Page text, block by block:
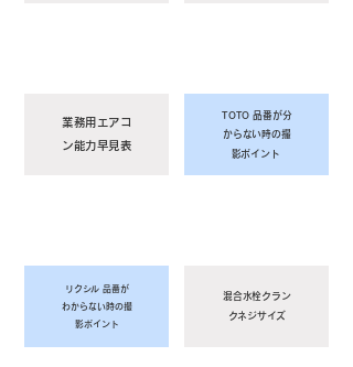
業務用エアコ
ン能力早見表
TOTO 品番が分
からない時の撮
影ポイント
リクシル 品番が
わからない時の撮
影ポイント
混合水栓クラン
クネジサイズ